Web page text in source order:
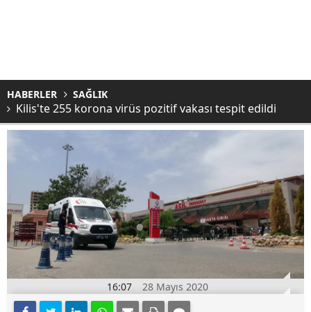
HABERLER SAĞLIK
Kilis'te 255 korona virüs pozitif vakası tespit edildi
16:07 28 Mayıs 2020